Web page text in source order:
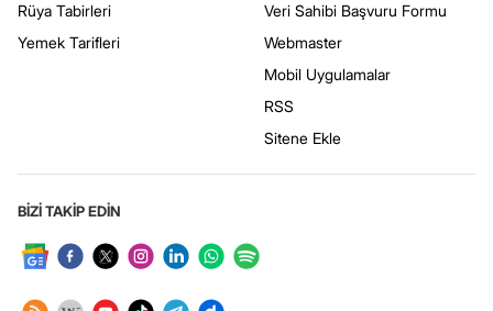
Rüya Tabirleri
Yemek Tarifleri
Veri Sahibi Başvuru Formu
Webmaster
Mobil Uygulamalar
RSS
Sitene Ekle
BİZİ TAKİP EDİN